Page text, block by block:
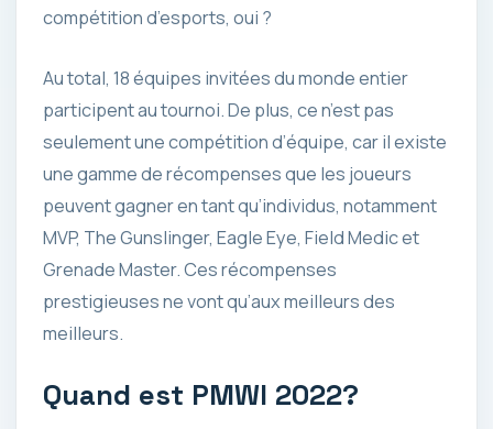
compétition d’esports, oui ?
Au total, 18 équipes invitées du monde entier
participent au tournoi. De plus, ce n’est pas
seulement une compétition d’équipe, car il existe
une gamme de récompenses que les joueurs
peuvent gagner en tant qu’individus, notamment
MVP, The Gunslinger, Eagle Eye, Field Medic et
Grenade Master. Ces récompenses
prestigieuses ne vont qu’aux meilleurs des
meilleurs.
Quand est PMWI 2022?